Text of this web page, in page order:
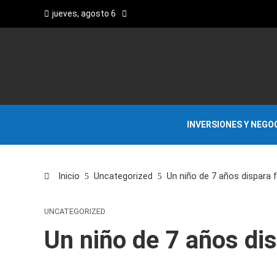
jueves, agosto 6
INVERSIONES Y
Inicio Uncategorized Un niño de 7 años dispara
UNCATEGORIZED
Un niño de 7 años